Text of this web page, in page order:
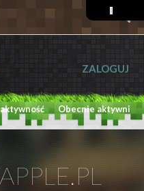
Obecnie aktywni
ZALOGUJ